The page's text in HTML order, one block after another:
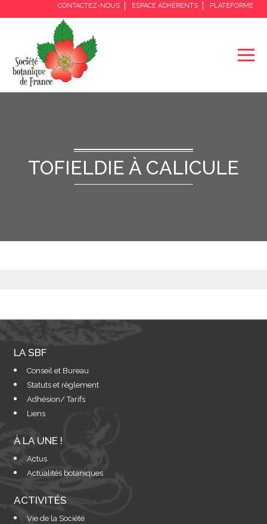
CONTACTEZ-NOUS ESPACE ADHÉRENTS PLATEFORME
TOFIELDIE À CALICULE
LA SBF
Conseil et Bureau
Statuts et règlement
Adhésion/ Tarifs
Liens
À LA UNE !
Actus
Actualités botaniques
ACTIVITÉS
Vie de la Société